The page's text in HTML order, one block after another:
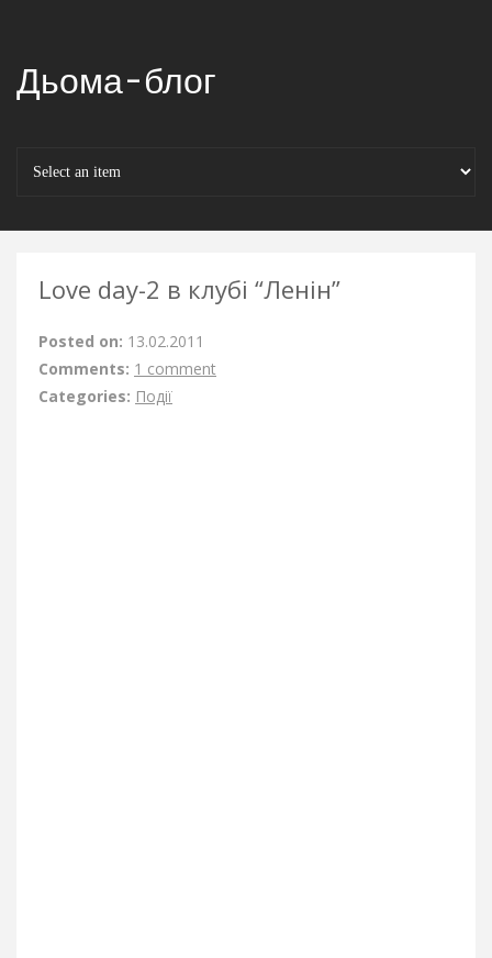
Дьома-блог
Love day-2 в клубі “Ленін”
Posted on: 13.02.2011
Comments: 1 comment
Categories: Події